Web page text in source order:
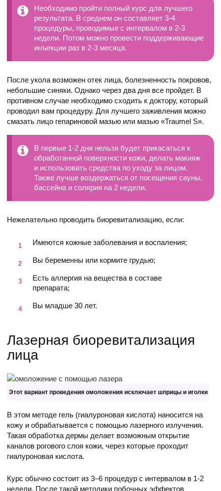
Необходимо пройти полный курс для лучшего
результата. В среднем он составляет 3-4
процедуры, проводимые с интервалом в 2-3
недели. Потом можно провести поддерживающие
инъекции раз в 2-3 месяца.
После укола возможен отек лица, болезненность покровов,
небольшие синяки. Однако через два дня все пройдет. В
противном случае необходимо сходить к доктору, который
проводил вам процедуру. Для лучшего заживления можно
смазать лицо гепариновой мазью или мазью «Traumel S».
В первые 1-2 дня нельзя будет прикасаться к
обработанной поверхности кожи, делать макияж
и использовать средства по уходу за лицом.
Также лучше воздержаться от посещения сауны,
бассейна и солярия на 2 недели.
Нежелательно проводить биоревитализацию, если:
Имеются кожные заболевания и воспаления;
Вы беременны или кормите грудью;
Есть аллергия на вещества в составе
препарата;
Вы младше 30 лет.
Лазерная биоревитализация
лица
Этот вариант проведения омоложения исключает шприцы и иголки
В этом методе гель (гиалуроновая кислота) наносится на
кожу и обрабатывается с помощью лазерного излучения.
Такая обработка дермы делает возможным открытие
каналов рогового слоя кожи, через которые проходит
гиалуроновая кислота.
Курс обычно состоит из 3–6 процедур с интервалом в 1-2
недели. После такой методики побочных эффектов